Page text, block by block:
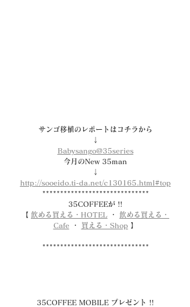
サンゴ移植のレポートはコチラから
↓
Babysango@35series
今月のNew 35man
↓
http://sooeido.ti-da.net/c130165.html#top
******************************
35COFFEEが !!
【 飲める買える・HOTEL ・ 飲める買える・
Cafe
・ 買える・Shop 】
******************************
35COFFEE MOBILE プレゼント !!